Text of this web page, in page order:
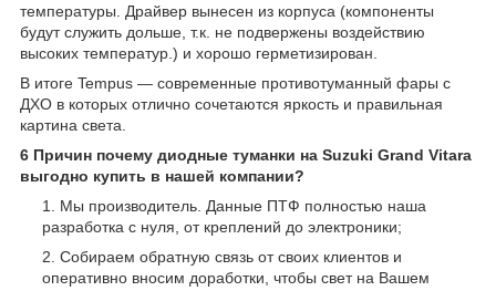
температуры. Драйвер вынесен из корпуса (компоненты
будут служить дольше, т.к. не подвержены воздействию
высоких температур.) и хорошо герметизирован.
В итоге Tempus — современные противотуманный фары с
ДХО в которых отлично сочетаются яркость и правильная
картина света.
6 Причин почему диодные туманки на Suzuki Grand Vitara
выгодно купить в нашей компании?
Мы производитель. Данные ПТФ полностью наша
разработка с нуля, от креплений до электроники;
Собираем обратную связь от своих клиентов и
оперативно вносим доработки, чтобы свет на Вашем